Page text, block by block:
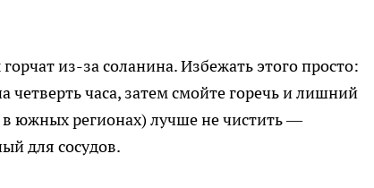
из-за соланина. Избежать этого просто:
четверть часа, затем смойте горечь и лишний
в южных регионах) лучше не чистить —
для сосудов.